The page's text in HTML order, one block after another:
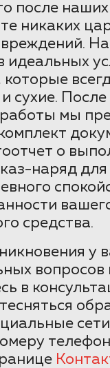
после
никаких
идеальных
сухие. После
мы
о
наряд
средства.
у
вопросов
в